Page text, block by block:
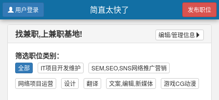
简直太快了
用户登录 发布职位
找兼职,上兼职基地! 编辑/管理信息
筛选职位类别：
全部 IT项目开发维护
SEM,SEO,SNS网络推广营销
网络项目运营
设计 翻译 文案,编辑,新媒体 游戏CG动漫